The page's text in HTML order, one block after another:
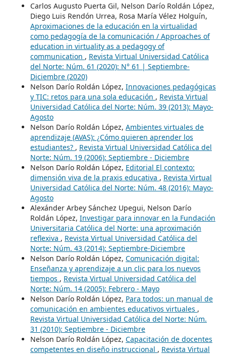
Carlos Augusto Puerta Gil, Nelson Darío Roldán López,
Diego Luis Rendón Urrea, Rosa María Vélez Holguín,
Aproximaciones de la educación en la virtualidad
como pedagogía de la comunicación / Approaches of
education in virtuality as a pedagogy of
communication , Revista Virtual Universidad Católica
del Norte: Núm. 61 (2020): N° 61 | Septiembre-
Diciembre (2020)
Nelson Darío Roldán López, Innovaciones pedagógicas
y TIC: retos para una sola educación , Revista Virtual
Universidad Católica del Norte: Núm. 39 (2013): Mayo-
Agosto
Nelson Darío Roldán López, Ambientes virtuales de
aprendizaje (AVAS): ¿Cómo quieren aprender los
estudiantes? , Revista Virtual Universidad Católica del
Norte: Núm. 19 (2006): Septiembre - Diciembre
Nelson Darío Roldán López, Editorial El contexto:
dimensión viva de la praxis educativa , Revista Virtual
Universidad Católica del Norte: Núm. 48 (2016): Mayo-
Agosto
Alexánder Arbey Sánchez Upegui, Nelson Darío
Roldán López, Investigar para innovar en la Fundación
Universitaria Católica del Norte: una aproximación
reflexiva , Revista Virtual Universidad Católica del
Norte: Núm. 43 (2014): Septiembre-Diciembre
Nelson Darío Roldán López, Comunicación digital:
Enseñanza y aprendizaje a un clic para los nuevos
tiempos , Revista Virtual Universidad Católica del
Norte: Núm. 14 (2005): Febrero - Mayo
Nelson Darío Roldán López, Para todos: un manual de
comunicación en ambientes educativos virtuales ,
Revista Virtual Universidad Católica del Norte: Núm.
31 (2010): Septiembre - Diciembre
Nelson Darío Roldán López, Capacitación de docentes
competentes en diseño instruccional , Revista Virtual